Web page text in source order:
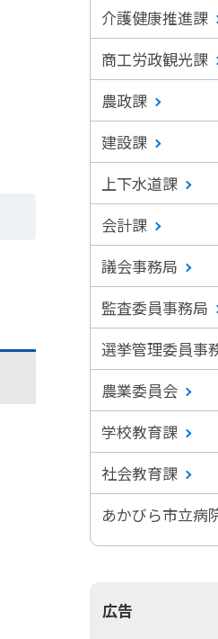
介護健康推進課
商工労政観光課
農政課
建設課
上下水道課
会計課
議会事務局
監査委員事務局
選挙管理委員事
農業委員会
学校教育課
社会教育課
あかびら市立病
広告